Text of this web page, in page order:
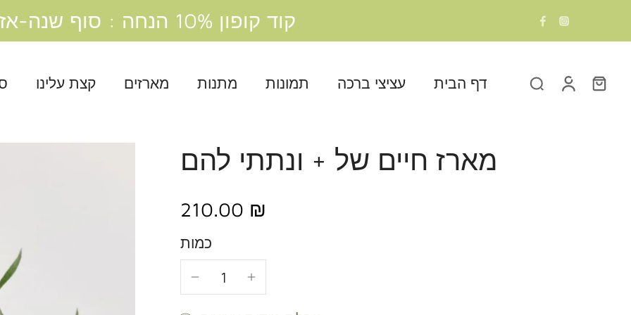
קוד קופון 10% הנחה : סוף שנה-אז תודה
קצת עלינו מארזים מתנות תמונות עציצי ברכה דף הבית
מארז חיים של + ונתתי להם
210.00 ₪
כמות